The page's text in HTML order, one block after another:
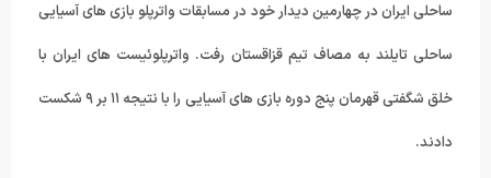
ساحلی ایران در چهارمین دیدار خود در مسابقات واترپلو بازی های آسیایی
ساحلی تایلند به مصاف تیم قزاقستان رفت. واترپلوئیست های ایران با
خلق شگفتی قهرمان پنج دوره بازی های آسیایی را با نتیجه ۱۱ بر ۹ شکست
دادند.